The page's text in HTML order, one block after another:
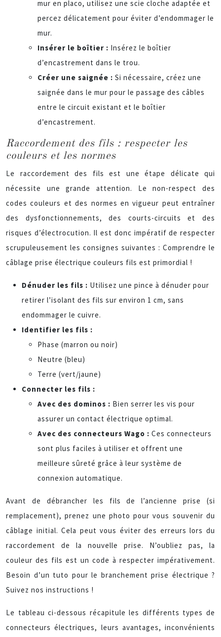
mur en placo, utilisez une scie cloche adaptée et
percez délicatement pour éviter d’endommager le
mur.
Insérer le boîtier : Insérez le boîtier
d’encastrement dans le trou.
Créer une saignée : Si nécessaire, créez une
saignée dans le mur pour le passage des câbles
entre le circuit existant et le boîtier
d’encastrement.
Raccordement des fils : respecter les
couleurs et les normes
Le raccordement des fils est une étape délicate qui
nécessite une grande attention. Le non-respect des
codes couleurs et des normes en vigueur peut entraîner
des dysfonctionnements, des courts-circuits et des
risques d’électrocution. Il est donc impératif de respecter
scrupuleusement les consignes suivantes : Comprendre le
câblage prise électrique couleurs fils est primordial !
Dénuder les fils : Utilisez une pince à dénuder pour
retirer l’isolant des fils sur environ 1 cm, sans
endommager le cuivre.
Identifier les fils :
Phase (marron ou noir)
Neutre (bleu)
Terre (vert/jaune)
Connecter les fils :
Avec des dominos : Bien serrer les vis pour
assurer un contact électrique optimal.
Avec des connecteurs Wago : Ces connecteurs
sont plus faciles à utiliser et offrent une
meilleure sûreté grâce à leur système de
connexion automatique.
Avant de débrancher les fils de l’ancienne prise (si
remplacement), prenez une photo pour vous souvenir du
câblage initial. Cela peut vous éviter des erreurs lors du
raccordement de la nouvelle prise. N’oubliez pas, la
couleur des fils est un code à respecter impérativement.
Besoin d’un tuto pour le branchement prise électrique ?
Suivez nos instructions !
Le tableau ci-dessous récapitule les différents types de
connecteurs électriques, leurs avantages, inconvénients